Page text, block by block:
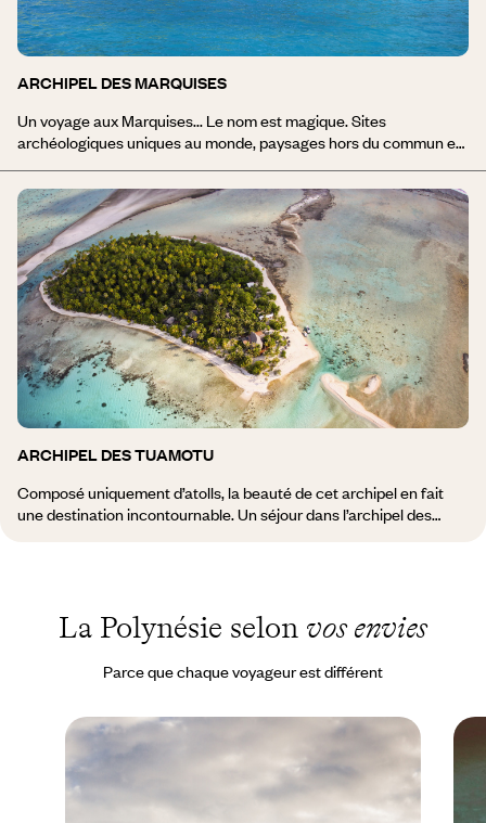
ARCHIPEL DES MARQUISES
Un voyage aux Marquises... Le nom est magique. Sites
archéologiques uniques au monde, paysages hors du commun et
rien de commun avec les autres archipels polynésiens. Dépourvus
de lagons, les paysages marquisiens sont constitués de côtes
déchiquetées et découvrent baies, caps, pointes rocheuses et
falaises… Il s’agit d’une destination “à part” et “magique” à forte
valeur ajoutée culturelle, tout le monde en revient émerveillé. Les
îles de cet archipel sont : Nuku-Hiva | Hiva-Oa | Ua-Pou | Ua-Huka
| Tahuata | Fatu-Hiva.
ARCHIPEL DES TUAMOTU
Composé uniquement d’atolls, la beauté de cet archipel en fait
une destination incontournable. Un séjour dans l’archipel des
La Polynésie selon vos envies
Parce que chaque voyageur est différent